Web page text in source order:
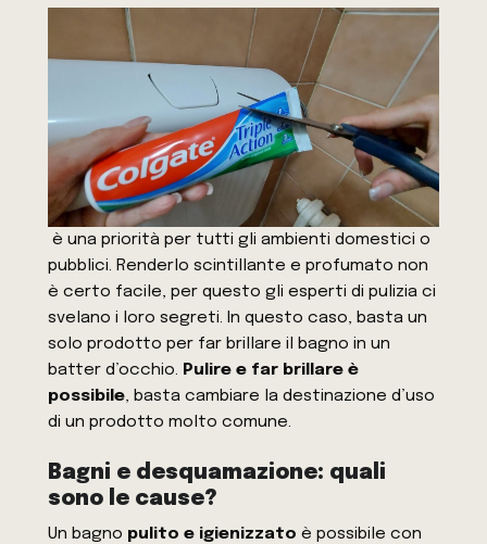
è una priorità per tutti gli ambienti domestici o
pubblici. Renderlo scintillante e profumato non
è certo facile, per questo gli esperti di pulizia ci
svelano i loro segreti. In questo caso, basta un
solo prodotto per far brillare il bagno in un
batter d’occhio. Pulire e far brillare è
possibile, basta cambiare la destinazione d’uso
di un prodotto molto comune.
Bagni e desquamazione: quali
sono le cause?
Un bagno pulito e igienizzato è possibile con